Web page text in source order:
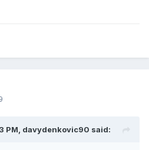
PM, davydenkovic90 said: